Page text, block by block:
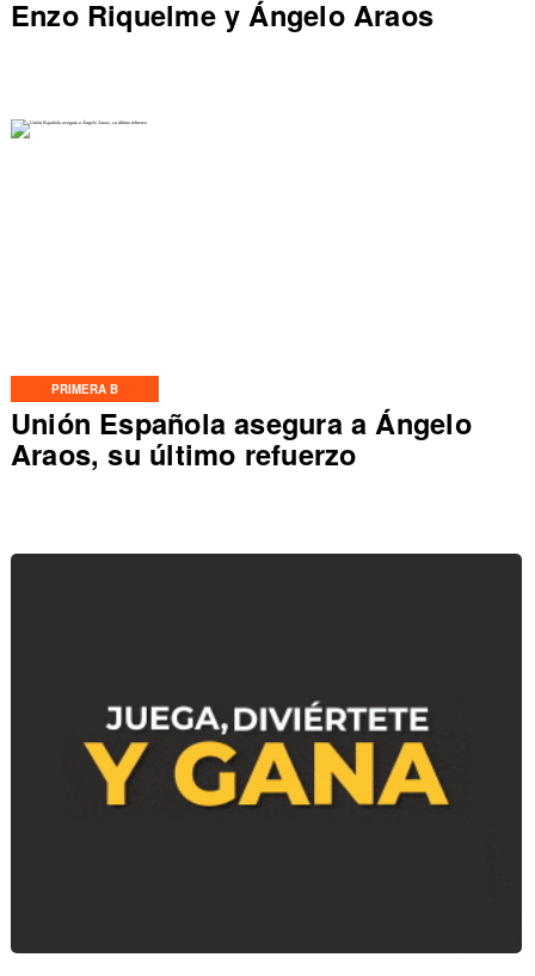
Enzo Riquelme y Ángelo Araos
PRIMERA B
Unión Española asegura a Ángelo
Araos, su último refuerzo